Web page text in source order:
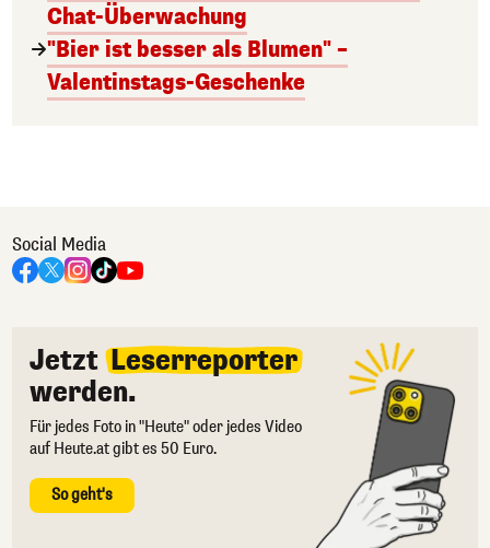
Chat-Überwachung
"Bier ist besser als Blumen" –
Valentinstags-Geschenke
Social Media
Jetzt Leserreporter
werden.
Für jedes Foto in "Heute" oder jedes Video
auf Heute.at gibt es 50 Euro.
So geht's